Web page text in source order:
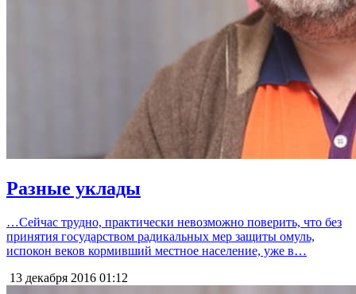
Разные уклады
…Сейчас трудно, практически невозможно поверить, что без
принятия государством радикальных мер защиты омуль,
испокон веков кормивший местное население, уже в…
13 декабря 2016 01:12